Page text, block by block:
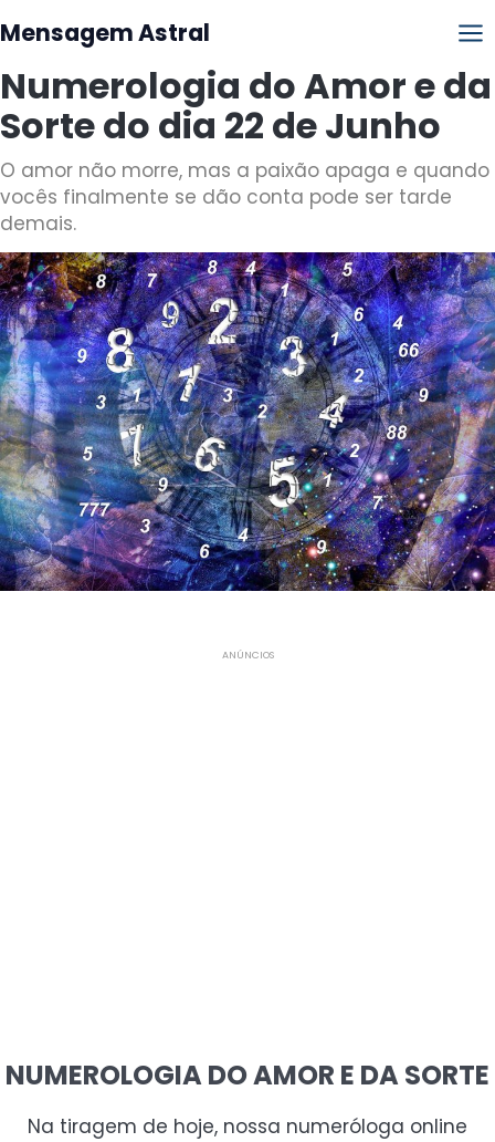
Mensagem Astral
Numerologia do Amor e da
Sorte do dia 22 de Junho
O amor não morre, mas a paixão apaga e quando
vocês finalmente se dão conta pode ser tarde
demais.
ANÚNCIOS
NUMEROLOGIA DO AMOR E DA SORTE
Na tiragem de hoje, nossa numeróloga online